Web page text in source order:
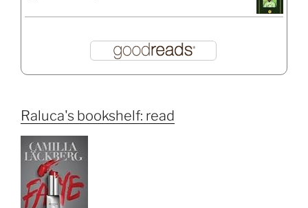
Raluca's bookshelf: read